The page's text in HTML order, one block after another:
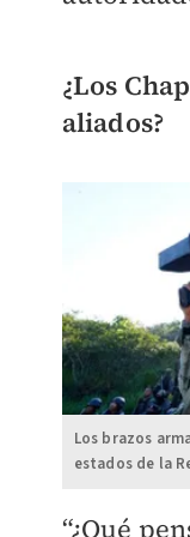
¿Los
aliados?
Los brazos
estados de la
“¿Qué